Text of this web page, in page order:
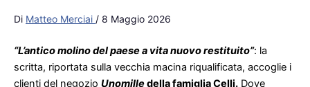
Di Matteo Merciai / 8 Maggio 2026
“L’antico molino del paese a vita nuovo restituito”: la
scritta, riportata sulla vecchia macina riqualificata, accoglie i
clienti del negozio Unomilledella famiglia Celli. Dove